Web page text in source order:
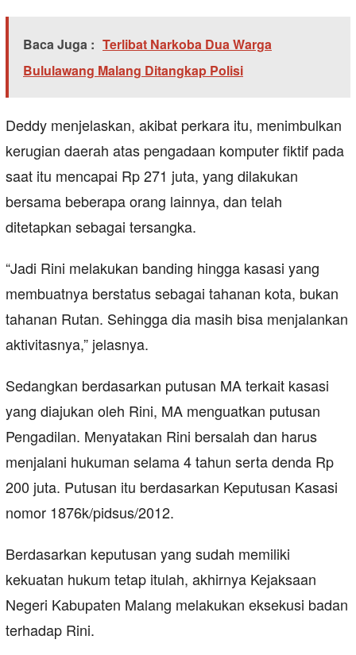
Baca Juga : Terlibat Narkoba Dua Warga
Bululawang Malang Ditangkap Polisi
Deddy menjelaskan, akibat perkara itu, menimbulkan
kerugian daerah atas pengadaan komputer fiktif pada
saat itu mencapai Rp 271 juta, yang dilakukan
bersama beberapa orang lainnya, dan telah
ditetapkan sebagai tersangka.
“Jadi Rini melakukan banding hingga kasasi yang
membuatnya berstatus sebagai tahanan kota, bukan
tahanan Rutan. Sehingga dia masih bisa menjalankan
aktivitasnya,” jelasnya.
Sedangkan berdasarkan putusan MA terkait kasasi
yang diajukan oleh Rini, MA menguatkan putusan
Pengadilan. Menyatakan Rini bersalah dan harus
menjalani hukuman selama 4 tahun serta denda Rp
200 juta. Putusan itu berdasarkan Keputusan Kasasi
nomor 1876k/pidsus/2012.
Berdasarkan keputusan yang sudah memiliki
kekuatan hukum tetap itulah, akhirnya Kejaksaan
Negeri Kabupaten Malang melakukan eksekusi badan
terhadap Rini.